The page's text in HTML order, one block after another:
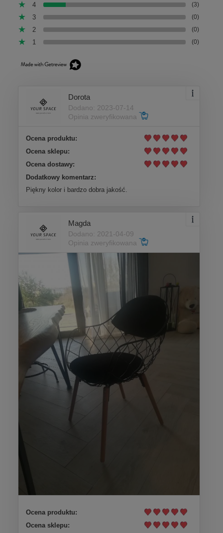
4 (3)
3 (0)
2 (0)
1 (0)
Dorota
Dodano: 2023-07-14
Opinia zweryfikowana
Ocena produktu:
Ocena sklepu:
Ocena dostawy:
Dodatkowy komentarz:
Piękny kolor i bardzo dobra jakość.
Magda
Dodano: 2021-04-09
Opinia zweryfikowana
Ocena produktu:
Ocena sklepu: